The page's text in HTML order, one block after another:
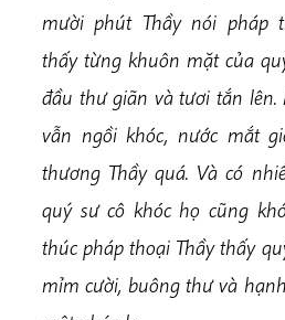
mười phút Thầy nói pháp
thấy từng khuôn mặt của
đầu thư giãn và tươi tắn lên.
vẫn ngồi khóc, nước mắt
thương Thầy quá. Và có
quý sư cô khóc họ cũng
thúc pháp thoại Thầy thấy
mỉm cười, buông thư và